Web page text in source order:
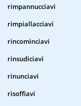
rimpannucciavi
rimpiallacciavi
rincominciavi
rinsudiciavi
rinunciavi
risoffiavi